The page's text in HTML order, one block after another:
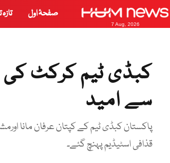
7 Aug, 2026
صفحۂ اول
کبڈی ٹیم کرکٹ کی
سے امید
پاکستان کبڈی ٹیم کے کپتان عرفان مانا
قذافی اسٹیڈیم پہنچ گئے۔